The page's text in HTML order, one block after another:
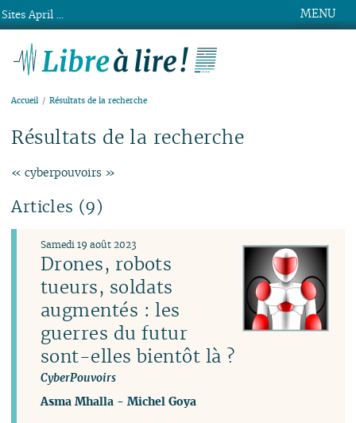
MENU
Accueil Résultats de la recherche
Résultats de la recherche
« cyberpouvoirs »
Articles (9)
Drones, robots
tueurs, soldats
augmentés : les
guerres du futur
sont-elles bientôt là ?
CyberPouvoirs
Samedi 19 août 2023
Asma Mhalla -Michel Goya
Sites April ...